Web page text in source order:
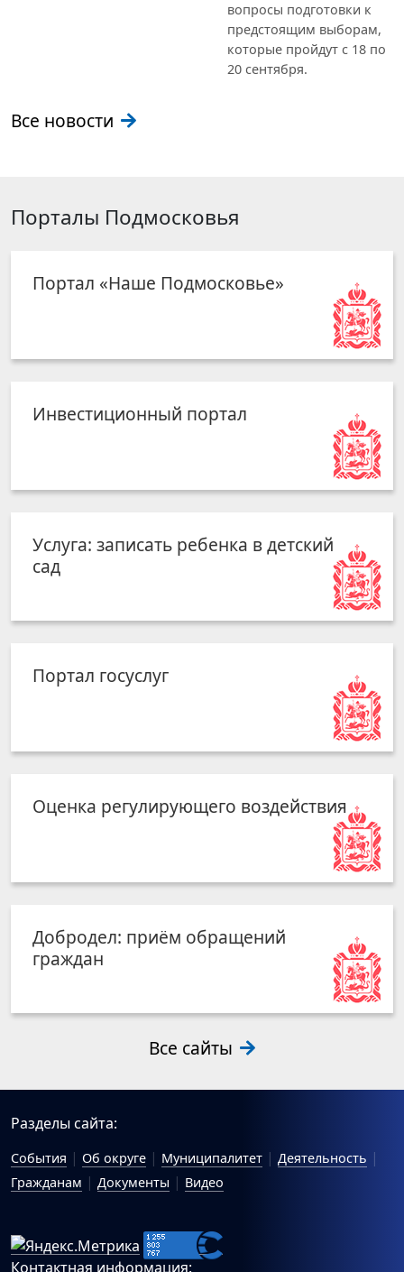
вопросы подготовки к
предстоящим выборам,
которые пройдут с 18 по
20 сентября.
Все новости
Порталы Подмосковья
Портал «Наше Подмосковье»
Инвестиционный портал
Услуга: записать ребенка в детский
сад
Портал госуслуг
Оценка регулирующего воздействия
Добродел: приём обращений
граждан
Все сайты
Разделы сайта:
События Об округе Муниципалитет
Деятельность
Гражданам
Документы Видео
Контактная информация: